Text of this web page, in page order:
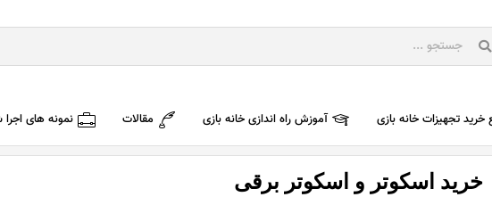
خرید تجهیزات خانه بازی آموزش راه اندازی خانه بازی مقالات نمونه های
خرید اسکوتر و اسکوتر برقی